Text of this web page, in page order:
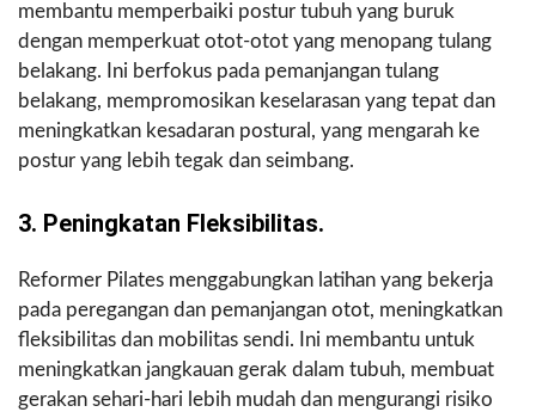
membantu memperbaiki postur tubuh yang buruk
dengan memperkuat otot-otot yang menopang tulang
belakang. Ini berfokus pada pemanjangan tulang
belakang, mempromosikan keselarasan yang tepat dan
meningkatkan kesadaran postural, yang mengarah ke
postur yang lebih tegak dan seimbang.
3. Peningkatan Fleksibilitas.
Reformer Pilates menggabungkan latihan yang bekerja
pada peregangan dan pemanjangan otot, meningkatkan
fleksibilitas dan mobilitas sendi. Ini membantu untuk
meningkatkan jangkauan gerak dalam tubuh, membuat
gerakan sehari-hari lebih mudah dan mengurangi risiko